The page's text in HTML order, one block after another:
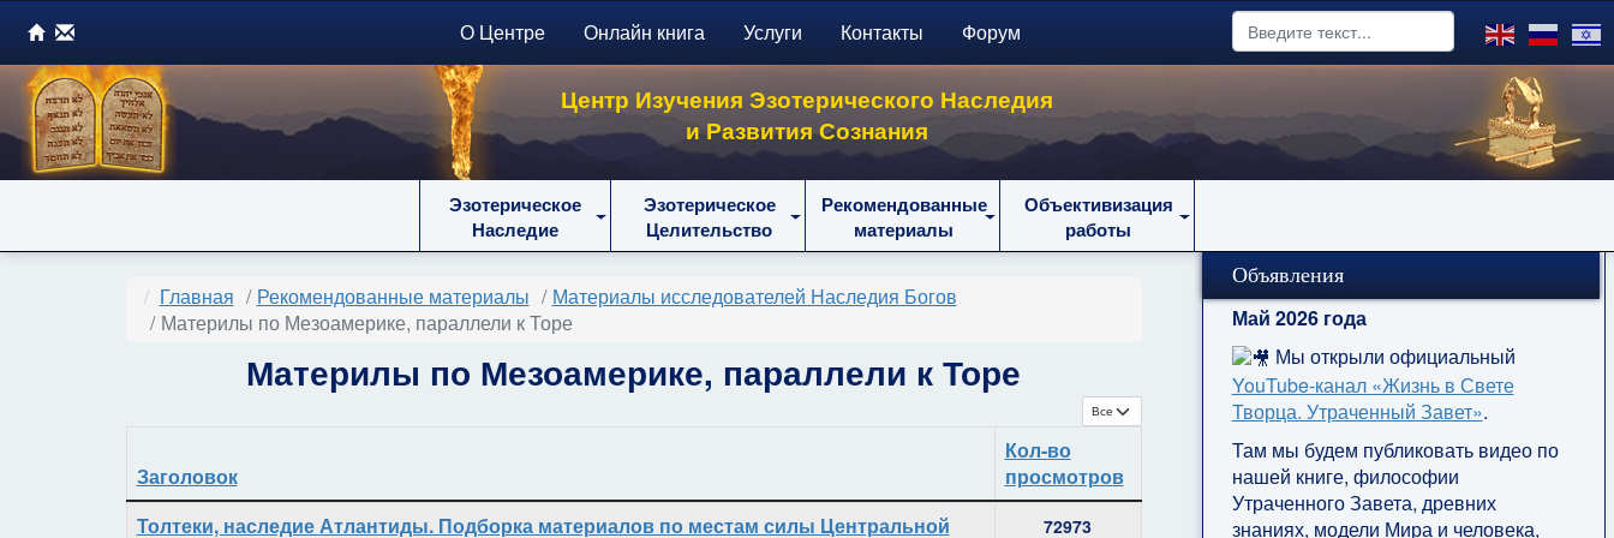
О Центре Онлайн книга Услуги Контакты Форум
Центр Изучения Эзотерического Наследия
и Развития Сознания
Эзотерическое
Наследие
Эзотерическое
Целительство
Рекомендованные
материалы
Объективизация
работы
Главная Рекомендованные материалы
Материалы исследователей Наследия Богов
Материлы по Мезоамерике, параллели к Торе
Материлы по Мезоамерике, параллели к Торе
Кол-во строк:
Материалы
Заголовок
Кол-во
просмотров
Толтеки, наследие Атлантиды. Подборка материалов по местам силы Центральной
72973
Объявления
Май 2026 года
Мы открыли официальный
YouTube‑канал «Жизнь в Свете
Творца. Утраченный Завет».
Там мы будем публиковать видео по
нашей книге, философии
Утраченного Завета, древних
знаниях, модели Мира и человека,